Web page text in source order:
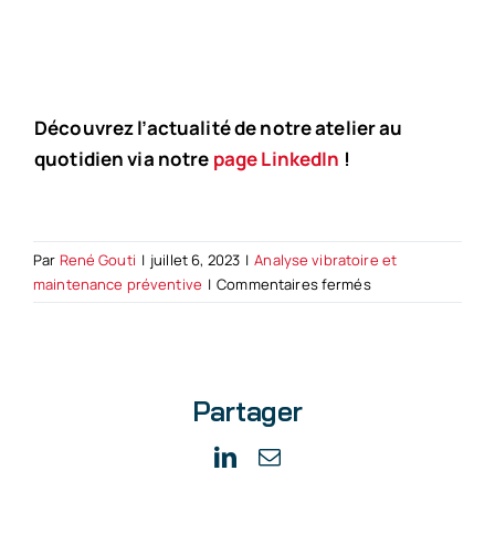
Découvrez l’actualité de notre atelier au
quotidien via notre page LinkedIn !
Par René Gouti | juillet 6, 2023 | Analyse vibratoire et
maintenance préventive | Commentaires ferméssur
Partager
LinkedIn
Email